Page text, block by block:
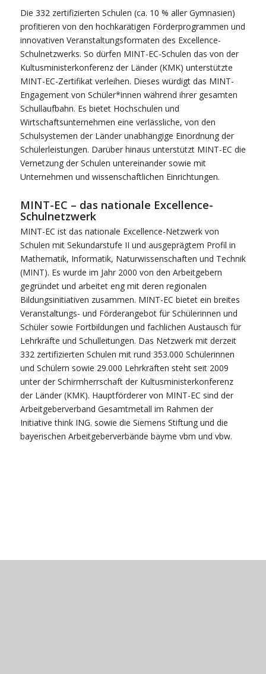
Die 332 zertifizierten Schulen (ca. 10 % aller Gymnasien)
profitieren von den hochkarätigen Förderprogrammen und
innovativen Veranstaltungsformaten des Excellence-
Schulnetzwerks. So dürfen MINT-EC-Schulen das von der
Kultusministerkonferenz der Länder (KMK) unterstützte
MINT-EC-Zertifikat verleihen. Dieses würdigt das MINT-
Engagement von Schüler*innen während ihrer gesamten
Schullaufbahn. Es bietet Hochschulen und
Wirtschaftsunternehmen eine verlässliche, von den
Schulsystemen der Länder unabhängige Einordnung der
Schülerleistungen. Darüber hinaus unterstützt MINT-EC die
Vernetzung der Schulen untereinander sowie mit
Unternehmen und wissenschaftlichen Einrichtungen.
MINT-EC – das nationale Excellence-
Schulnetzwerk
MINT-EC ist das nationale Excellence-Netzwerk von
Schulen mit Sekundarstufe II und ausgeprägtem Profil in
Mathematik, Informatik, Naturwissenschaften und Technik
(MINT). Es wurde im Jahr 2000 von den Arbeitgebern
gegründet und arbeitet eng mit deren regionalen
Bildungsinitiativen zusammen. MINT-EC bietet ein breites
Veranstaltungs- und Förderangebot für Schülerinnen und
Schüler sowie Fortbildungen und fachlichen Austausch für
Lehrkräfte und Schulleitungen. Das Netzwerk mit derzeit
332 zertifizierten Schulen mit rund 353.000 Schülerinnen
und Schülern sowie 29.000 Lehrkräften steht seit 2009
unter der Schirmherrschaft der Kultusministerkonferenz
der Länder (KMK). Hauptförderer von MINT-EC sind der
Arbeitgeberverband Gesamtmetall im Rahmen der
Initiative think ING. sowie die Siemens Stiftung und die
bayerischen Arbeitgeberverbände bayme vbm und vbw.